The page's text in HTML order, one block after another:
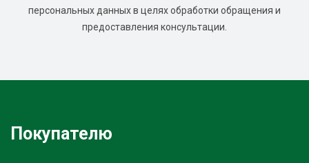
персональных данных в целях обработки обращения и
предоставления консультации.
Покупателю